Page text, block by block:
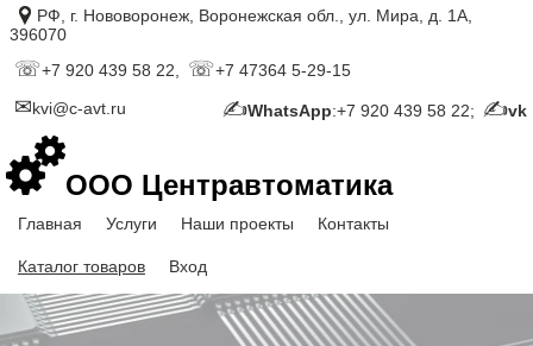
РФ, г. Нововоронеж, Воронежская обл., ул. Мира, д. 1А,
396070
+7 920 439 58 22,
+7 47364 5-29-15
WhatsApp:+7 920 439 58 22; vk
kvi@c-avt.ru
ООО Центравтоматика
Главная Услуги Наши проекты Контакты
Каталог товаров Вход